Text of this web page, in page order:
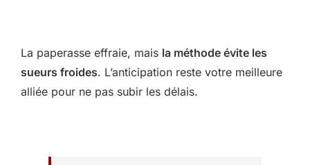
La paperasse effraie, mais la méthode évite les
sueurs froides. L’anticipation reste votre meilleure
alliée pour ne pas subir les délais.